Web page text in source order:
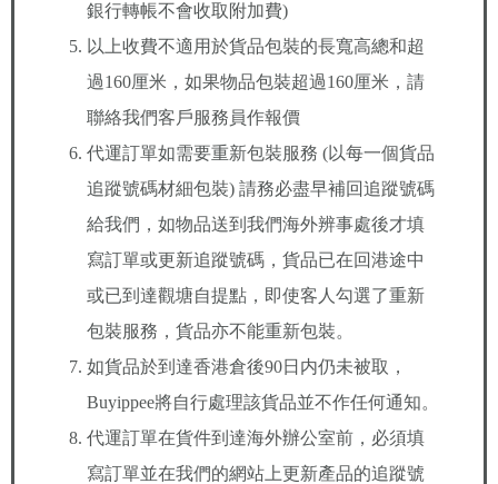
銀行轉帳不會收取附加費)
以上收費不適用於貨品包裝的長寬高總和超
過160厘米，如果物品包裝超過160厘米，請
聯絡我們客戶服務員作報價
代運訂單如需要重新包裝服務 (以每一個貨品
追蹤號碼材細包裝) 請務必盡早補回追蹤號碼
給我們，如物品送到我們海外辨事處後才填
寫訂單或更新追蹤號碼，貨品已在回港途中
或已到達觀塘自提點，即使客人勾選了重新
包裝服務，貨品亦不能重新包裝。
如貨品於到達香港倉後90日内仍未被取，
Buyippee將自行處理該貨品並不作任何通知。
代運訂單在貨件到達海外辦公室前，必須填
寫訂單並在我們的網站上更新產品的追蹤號